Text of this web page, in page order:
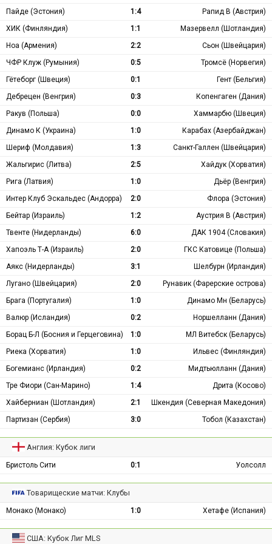
Пайде (Эстония) 1:4
Рапид В (Австрия)
ХИК (Финляндия)
1:1
Мазервелл (Шотландия)
Ноа (Армения)
2:2
Сьон (Швейцария)
ЧФР Клуж (Румыния)
0:5
Тромсё (Норвегия)
Гётеборг (Швеция)
0:1
Гент (Бельгия)
Дебрецен (Венгрия)
0:3
Копенгаген (Дания)
Ракув (Польша)
0:0
Хаммарбю (Швеция)
Динамо К (Украина)
1:0
Карабах (Азербайджан)
Шериф (Молдавия)
1:3
Санкт-Галлен (Швейцария)
Жальгирис (Литва)
2:5
Хайдук (Хорватия)
Рига (Латвия)
1:0
Дьёр (Венгрия)
Интер Клуб Эскальдес (Андорра)
2:0
Флора (Эстония)
Бейтар (Израиль)
1:2
Аустрия В (Австрия)
Твенте (Нидерланды)
6:0
ДАК 1904 (Словакия)
Хапоэль Т-А (Израиль)
2:0
ГКС Катовице (Польша)
Аякс (Нидерланды)
3:1
Шелбурн (Ирландия)
Лугано (Швейцария)
2:0
Рунавик (Фарерские острова)
Брага (Португалия)
1:0
Динамо Мн (Беларусь)
Валюр (Исландия)
0:2
Норшелланн (Дания)
Борац Б-Л (Босния и Герцеговина)
1:0
МЛ Витебск (Беларусь)
Риека (Хорватия)
1:0
Ильвес (Финляндия)
Богемианс (Ирландия)
0:2
Мидтьюлланн (Дания)
Тре Фиори (Сан-Марино)
1:4
Дрита (Косово)
Хайберниан (Шотландия)
2:1
Шкендия (Северная Македония)
Партизан (Сербия)
3:0 Тобол (Казахстан)
Англия: Кубок лиги
Бристоль Сити 0:1 Уолсолл
Товарищеские матчи: Клубы
Монако (Монако) 1:0 Хетафе (Испания)
США: Кубок Лиг MLS